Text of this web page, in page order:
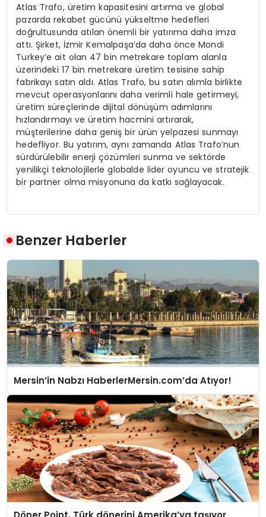
Atlas Trafo, üretim kapasitesini artırma ve global
pazarda rekabet gücünü yükseltme hedefleri
doğrultusunda atılan önemli bir yatırıma daha imza
attı. Şirket, İzmir Kemalpaşa’da daha önce Mondi
Turkey’e ait olan 47 bin metrekare toplam alanla
üzerindeki 17 bin metrekare üretim tesisine sahip
fabrikayı satın aldı. Atlas Trafo, bu satın alımla birlikte
mevcut operasyonlarını daha verimli hale getirmeyi,
üretim süreçlerinde dijital dönüşüm adımlarını
hızlandırmayı ve üretim hacmini artırarak,
müşterilerine daha geniş bir ürün yelpazesi sunmayı
hedefliyor. Bu yatırım, aynı zamanda Atlas Trafo’nun
sürdürülebilir enerji çözümleri sunma ve sektörde
yenilikçi teknolojilerle globalde lider oyuncu ve stratejik
bir partner olma misyonuna da katkı sağlayacak.
Benzer Haberler
Mersin’in Nabzı HaberlerMersin.com’da Atıyor!